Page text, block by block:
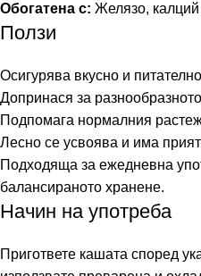
Обогатена с: Желязо,
Ползи
Осигурява вкусно и
Допринася за
Подпомага нормалния
Лесно се усвоява и има
Подходяща за ежедневна
балансираното хранене.
Начин на употреба
Пригответе кашата според